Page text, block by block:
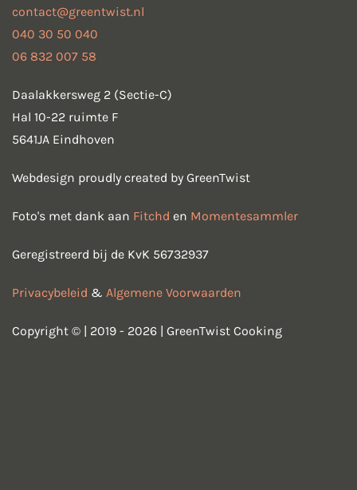
contact@greentwist.nl
040 30 50 040
06 832 007 58
Daalakkersweg 2 (Sectie-C)
Hal 10-22 ruimte F
5641JA Eindhoven
Webdesign proudly created by GreenTwist
Foto's met dank aan Fitchd en Momentesammler
Geregistreerd bij de KvK 56732937
Privacybeleid & Algemene Voorwaarden
Copyright © | 2019 - 2026 | GreenTwist Cooking